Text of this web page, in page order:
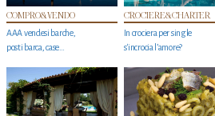
COMPRO&VENDO
AAA vendesi barche,
posti barca, case…
CROCIERE&CHARTER
In crociera per single
s'incrocia l’amore?